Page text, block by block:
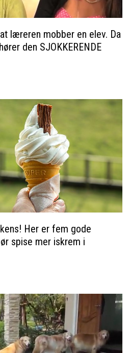
læreren mobber en elev. Da
den SJOKKERENDE
Her er fem gode
spise mer iskrem i